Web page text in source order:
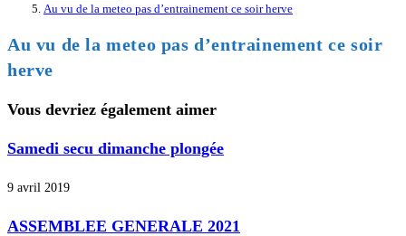
Au vu de la meteo pas d’entrainement ce soir herve
Au vu de la meteo pas d’entrainement ce soir
herve
Vous devriez également aimer
Samedi secu dimanche plongée
9 avril 2019
ASSEMBLEE GENERALE 2021